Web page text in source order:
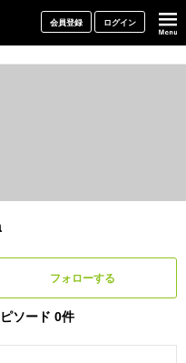
会員登録 ログイン
フォローする
ソード 0件